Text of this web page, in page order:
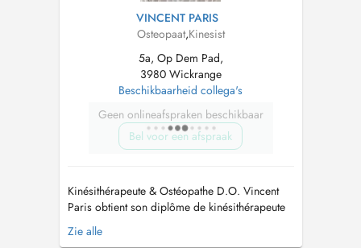
VINCENT PARIS
Osteopaat,Kinesist
5a, Op Dem Pad,
3980 Wickrange
Beschikbaarheid collega's
Geen onlineafspraken beschikbaar
Bel voor een afspraak
Kinésithérapeute & Ostéopathe D.O. Vincent
Paris obtient son diplôme de kinésithérapeute
en 2005, après 4 années détudes au sein de la
faculté de médecine de Strasbourg. En
Zie alle